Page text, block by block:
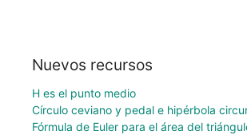
Nuevos recursos
H es el punto medio
Círculo ceviano y pedal e hipérbola
Fórmula de Euler para el área del